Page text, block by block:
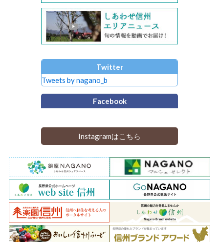
Twitter
Tweets by nagano_b
Facebook
Instagramはこちら